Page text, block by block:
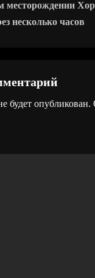
месторождении
несколько часов
будет опубликован.